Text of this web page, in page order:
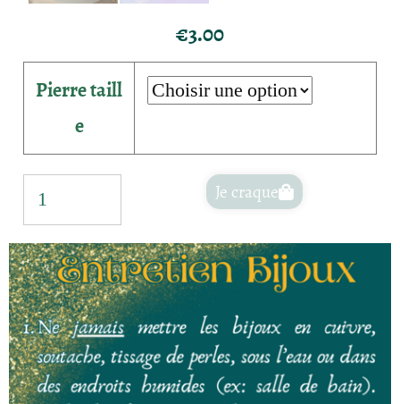
€3.00
Pierre taill
e
Je craque